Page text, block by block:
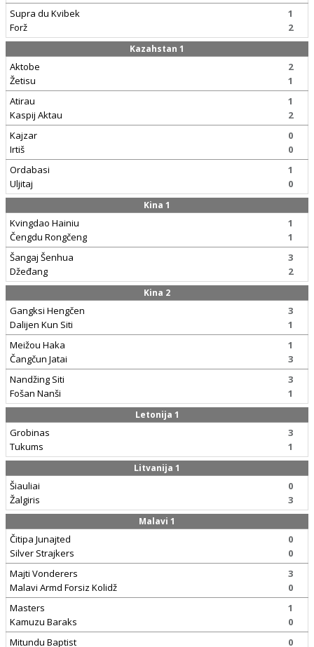
Supra du Kvibek
Forž
1
2
Kazahstan 1
Aktobe
Žetisu
2
1
Atirau
Kaspij Aktau
1
2
Kajzar
Irtiš
0
0
Ordabasi
Uljitaj
1
0
Kina 1
Kvingdao Hainiu
Čengdu Rongčeng
1
1
Šangaj Šenhua
Džeđang
3
2
Kina 2
Gangksi Hengčen
Dalijen Kun Siti
3
1
Meižou Haka
Čangčun Jatai
1
3
Nandžing Siti
Fošan Nanši
3
1
Letonija 1
Grobinas
Tukums
3
1
Litvanija 1
Šiauliai
Žalgiris
0
3
Malavi 1
Čitipa Junajted
Silver Strajkers
0
0
Majti Vonderers
Malavi Armd Forsiz Kolidž
3
0
Masters
Kamuzu Baraks
1
0
Mitundu Baptist
0